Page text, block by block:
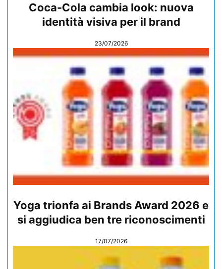
Coca-Cola cambia look: nuova
identità visiva per il brand
23/07/2026
Yoga trionfa ai Brands Award 2026 e
si aggiudica ben tre riconoscimenti
17/07/2026